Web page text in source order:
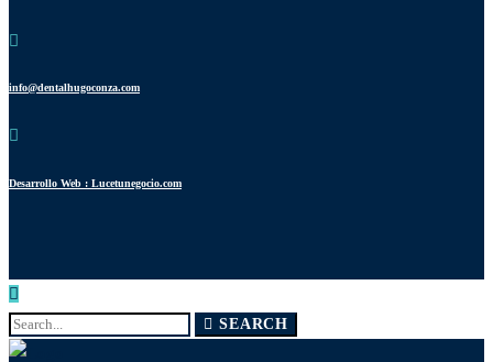
info@dentalhugoconza.com
Desarrollo Web : Lucetunegocio.com
Search
for:
SEARCH